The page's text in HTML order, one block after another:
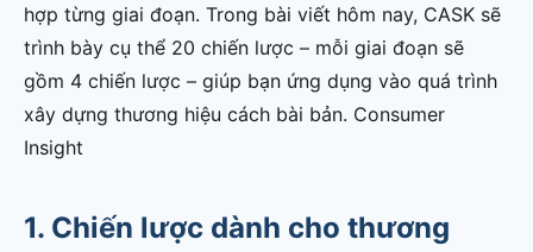
hợp từng giai đoạn. Trong bài viết hôm nay, CASK sẽ
trình bày cụ thể 20 chiến lược – mỗi giai đoạn sẽ
gồm 4 chiến lược – giúp bạn ứng dụng vào quá trình
xây dựng thương hiệu cách bài bản. Consumer
Insight
1. Chiến lược dành cho thương